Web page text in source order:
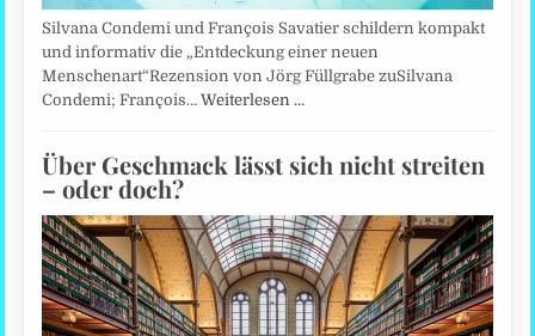
Silvana Condemi und François Savatier schildern kompakt
und informativ die „Entdeckung einer neuen
Menschenart“Rezension von Jörg Füllgrabe zuSilvana
Condemi; François…Weiterlesen …
Über Geschmack lässt sich nicht streiten
– oder doch?